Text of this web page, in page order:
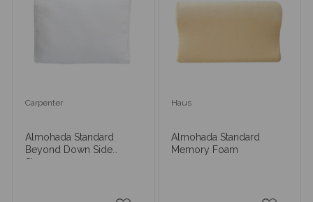
Carpenter
Almohada Standard
Beyond Down Side
Sleeper
Haus
Almohada Standard
Memory Foam